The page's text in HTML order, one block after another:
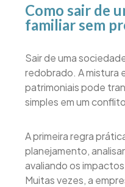
Como sair de
familiar sem
Sair de uma
redobrado. A mistura
patrimoniais pode
simples em um
A primeira regra
planejamento,
avaliando os
Muitas vezes, a